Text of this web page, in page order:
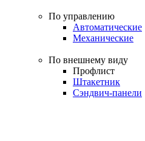
По управлению
Автоматические
Механические
По внешнему виду
Профлист
Штакетник
Сэндвич-панели